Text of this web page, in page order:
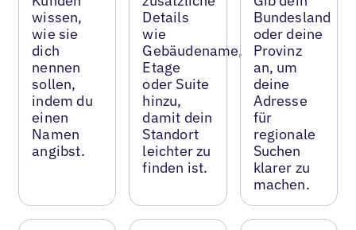
wissen,
wie sie
dich
nennen
sollen,
indem du
einen
Namen
angibst.
Details
wie
Gebäudename,
Etage
oder Suite
hinzu,
damit dein
Standort
leichter zu
finden ist.
Bundesland
oder deine
Provinz
an, um
deine
Adresse
für
regionale
Suchen
klarer zu
machen.